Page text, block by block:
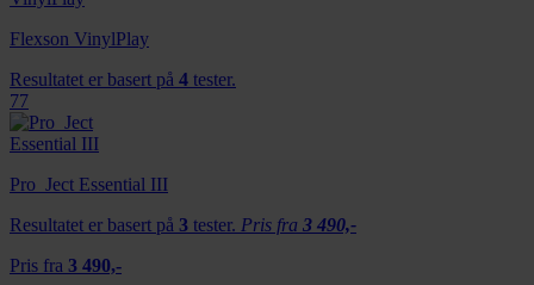
Flexson VinylPlay
Resultatet er basert på 4 tester.
77
Pro_Ject Essential III
Resultatet er basert på 3 tester. Pris fra 3 490,-
Pris fra 3 490,-